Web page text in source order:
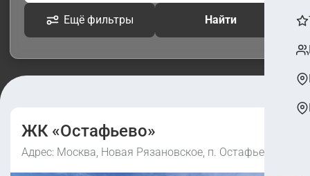
Ещё фильтры Найти
ЖК «Остафьево»
Адрес: Москва, Новая Рязановское, п. Остафьево